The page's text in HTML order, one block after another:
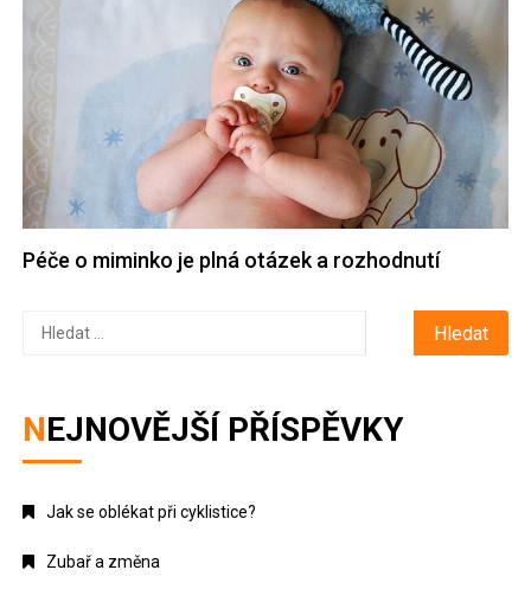
Péče o miminko je plná otázek a rozhodnutí
Vyhledávání
NEJNOVĚJŠÍ PŘÍSPĚVKY
Jak se oblékat při cyklistice?
Zubař a změna